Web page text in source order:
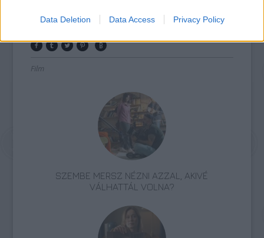
Data Deletion Data Access Privacy Policy
Film
SZEMBE MERSZ NÉZNI AZZAL, AKIVÉ
VÁLHATTÁL VOLNA?